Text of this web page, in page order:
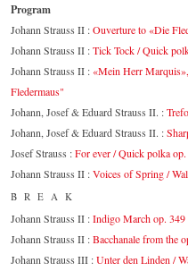
Program
Johann Strauss II :Ouverture to «Die
Johann Strauss II :Tick Tock / Quick
Johann Strauss II :«Mein Herr
Fledermaus"
Johann, Josef & Eduard Strauss II. :
Johann, Josef & Eduard Strauss II. :
Josef Strauss :For ever / Quick polka op.
Johann Strauss II :Voices of Spring /
BREAK
Johann Strauss II :Indigo March op. 349
Johann Strauss II :Bacchanale from the
Johann Strauss III :Unter den Linden /